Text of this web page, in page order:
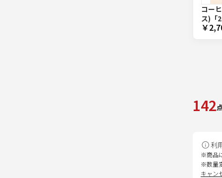
コー
ス)
￥
142
利
※商品
※数量
キャン